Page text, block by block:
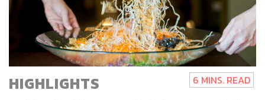
HIGHLIGHTS 6 MINS. READ